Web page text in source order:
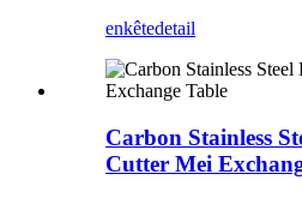
enkêtedetail
Carbon Stainless
Cutter Mei